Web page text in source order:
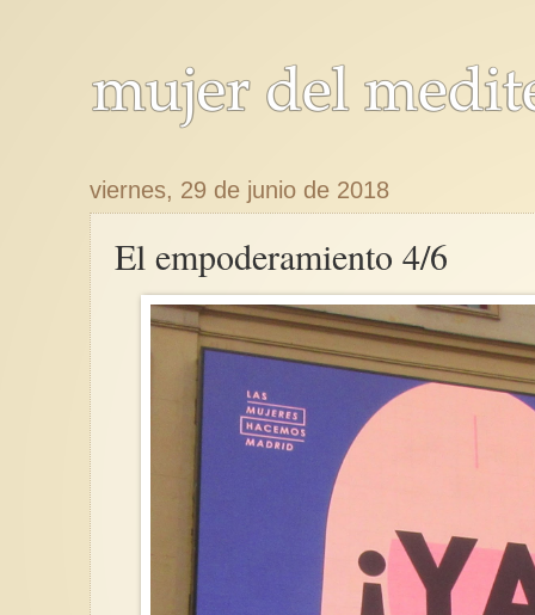
viernes, 29 de junio de 2018
El empoderamiento 4/6